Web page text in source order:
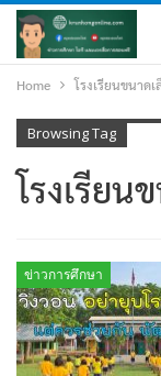
Home โรงเรียนขนาดเ
Browsing Tag
โรงเรียน
ข่าวการศึกษา